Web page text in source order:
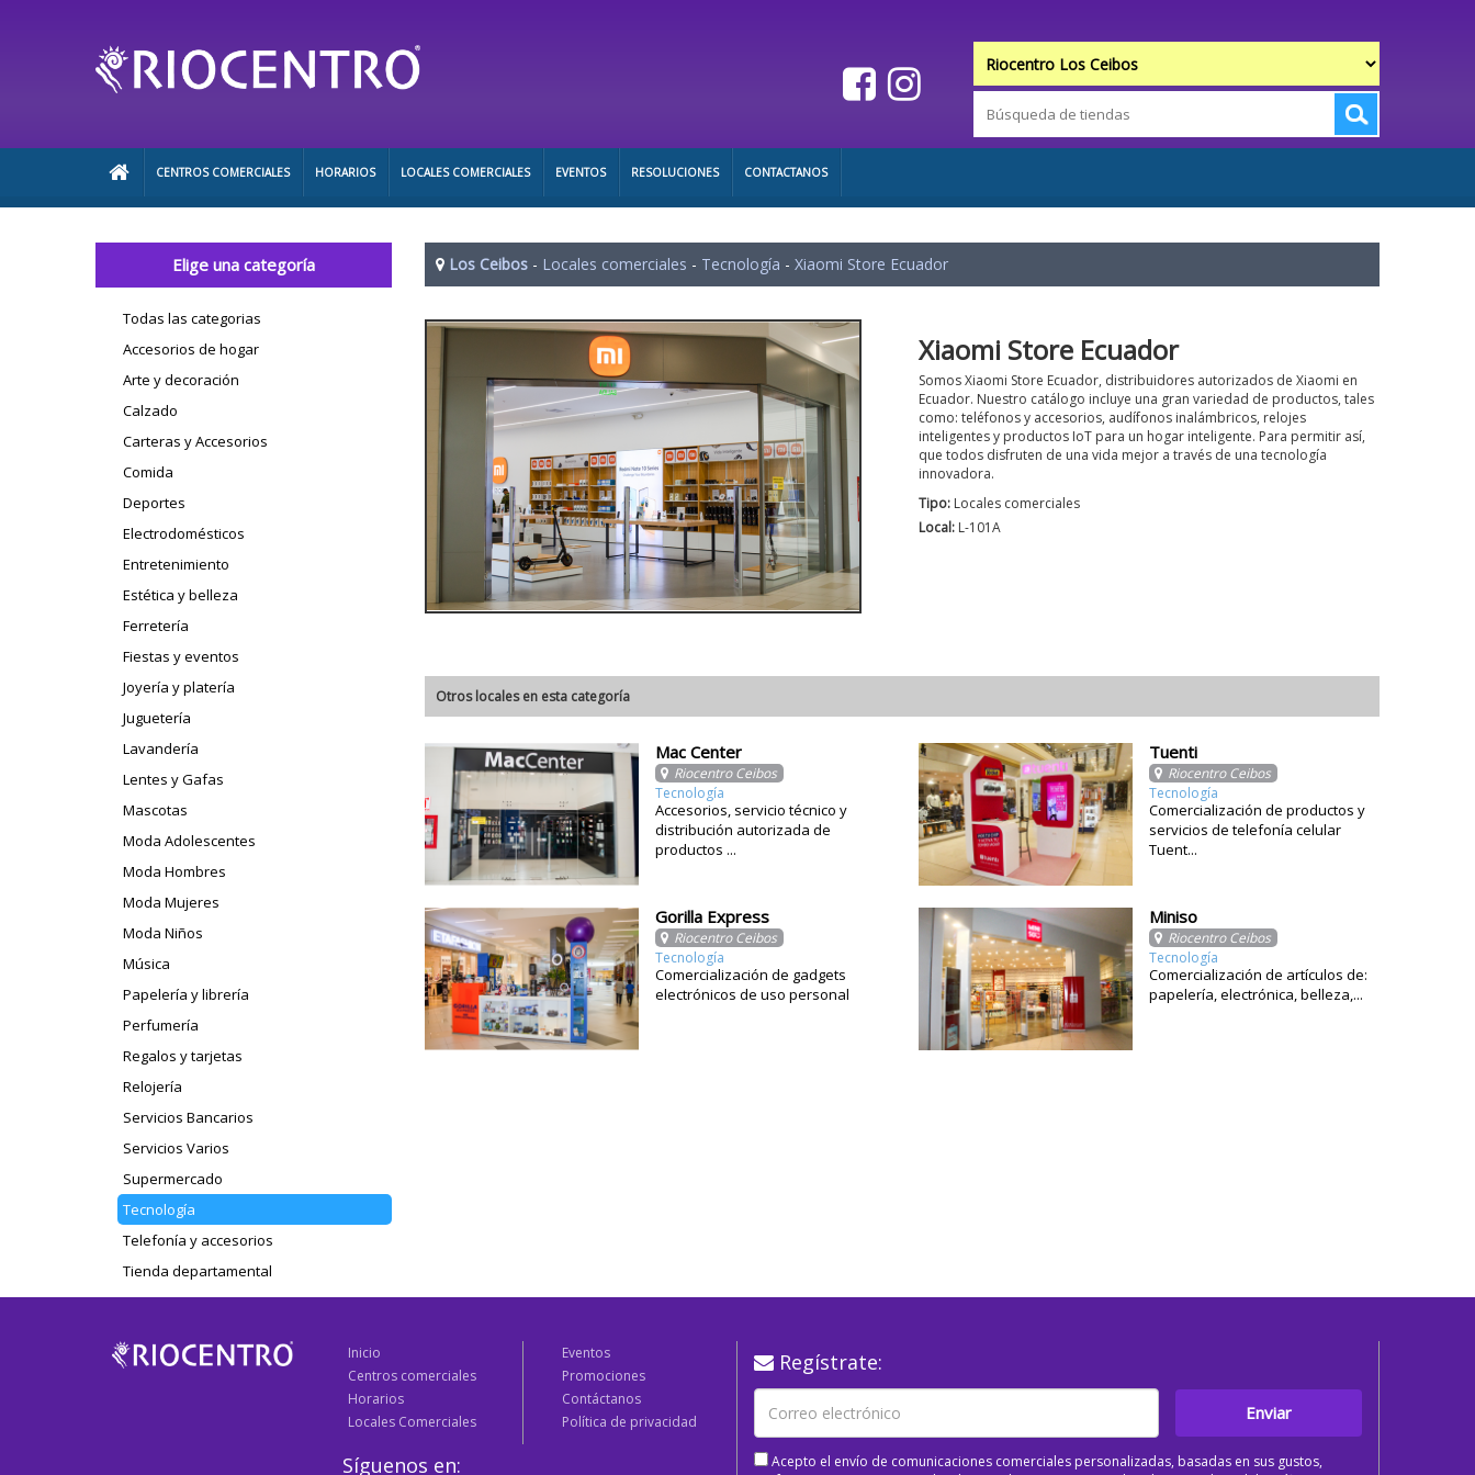
CENTROS COMERCIALES HORARIOS LOCALES COMERCIALES EVENTOS RESOLUCIONES CONTACTANOS
Elige una categoría
Todas las categorias
Accesorios de hogar
Arte y decoración
Calzado
Carteras y Accesorios
Comida
Deportes
Electrodomésticos
Entretenimiento
Estética y belleza
Ferretería
Fiestas y eventos
Joyería y platería
Juguetería
Lavandería
Lentes y Gafas
Mascotas
Moda Adolescentes
Moda Hombres
Moda Mujeres
Moda Niños
Música
Papelería y librería
Perfumería
Regalos y tarjetas
Relojería
Servicios Bancarios
Servicios Varios
Supermercado
Tecnología
Telefonía y accesorios
Tienda departamental
Los Ceibos - Locales comerciales - Tecnología - Xiaomi Store Ecuador
Xiaomi Store Ecuador
Somos Xiaomi Store Ecuador, distribuidores autorizados de Xiaomi en
Ecuador. Nuestro catálogo incluye una gran variedad de productos, tales
como: teléfonos y accesorios, audífonos inalámbricos, relojes
inteligentes y productos IoT para un hogar inteligente. Para permitir así,
que todos disfruten de una vida mejor a través de una tecnología
innovadora.
Tipo: Locales comerciales
Local: L-101A
Otros locales en esta categoría
Mac Center
Riocentro Ceibos
Tecnología
Accesorios, servicio técnico y
distribución autorizada de
productos ...
Tuenti
Riocentro Ceibos
Tecnología
Comercialización de productos y
servicios de telefonía celular
Tuent...
Gorilla Express
Riocentro Ceibos
Tecnología
Comercialización de gadgets
electrónicos de uso personal
Miniso
Riocentro Ceibos
Tecnología
Comercialización de artículos de:
papelería, electrónica, belleza,...
Inicio
Centros comerciales
Horarios
Locales Comerciales
Eventos
Promociones
Contáctanos
Política de privacidad
Síguenos en:
Regístrate:
Enviar
Acepto el envío de comunicaciones comerciales personalizadas, basadas en sus gustos,